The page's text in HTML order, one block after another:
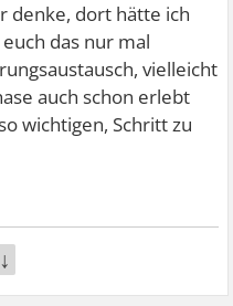
denke, dort hätte ich
das nur mal
vielleicht
auch schon erlebt
wichtigen, Schritt zu